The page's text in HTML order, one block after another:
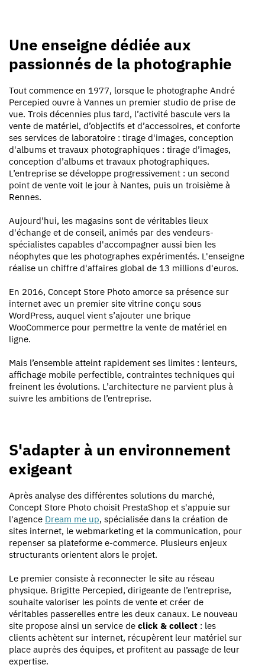
Une enseigne dédiée aux
passionnés de la photographie
Tout commence en 1977, lorsque le photographe André
Percepied ouvre à Vannes un premier studio de prise de
vue. Trois décennies plus tard, l’activité bascule vers la
vente de matériel, d’objectifs et d’accessoires, et conforte
ses services de laboratoire : tirage d'images, conception
d'albums et travaux photographiques : tirage d’images,
conception d’albums et travaux photographiques.
L’entreprise se développe progressivement : un second
point de vente voit le jour à Nantes, puis un troisième à
Rennes.
Aujourd'hui, les magasins sont de véritables lieux
d'échange et de conseil, animés par des vendeurs-
spécialistes capables d'accompagner aussi bien les
néophytes que les photographes expérimentés. L'enseigne
réalise un chiffre d'affaires global de 13 millions d'euros.
En 2016, Concept Store Photo amorce sa présence sur
internet avec un premier site vitrine conçu sous
WordPress, auquel vient s’ajouter une brique
WooCommerce pour permettre la vente de matériel en
ligne.
Mais l’ensemble atteint rapidement ses limites : lenteurs,
affichage mobile perfectible, contraintes techniques qui
freinent les évolutions. L’architecture ne parvient plus à
suivre les ambitions de l’entreprise.
S'adapter à un environnement
exigeant
Après analyse des différentes solutions du marché,
Concept Store Photo choisit PrestaShop et s'appuie sur
l'agence Dream me up, spécialisée dans la création de
sites internet, le webmarketing et la communication, pour
repenser sa plateforme e-commerce. Plusieurs enjeux
structurants orientent alors le projet.
Le premier consiste à reconnecter le site au réseau
physique. Brigitte Percepied, dirigeante de l’entreprise,
souhaite valoriser les points de vente et créer de
véritables passerelles entre les deux canaux. Le nouveau
site propose ainsi un service de click & collect : les
clients achètent sur internet, récupèrent leur matériel sur
place auprès des équipes, et profitent au passage de leur
expertise.